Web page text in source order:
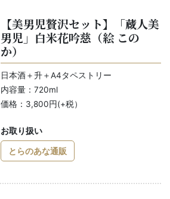
【美男児贅沢セット】「蔵人美
男児」白米花吟慈（絵 この
か）
日本酒＋升＋A4タペストリー
内容量：720ml
価格：3,800円(+税）
お取り扱い
とらのあな通販